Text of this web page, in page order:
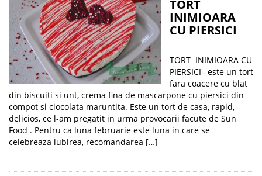
TORT
INIMIOARA
CU PIERSICI
TORT INIMIOARA CU
PIERSICI– este un tort
fara coacere cu blat
din biscuiti si unt, crema fina de mascarpone cu piersici din
compot si ciocolata maruntita. Este un tort de casa, rapid,
delicios, ce l-am pregatit in urma provocarii facute de Sun
Food . Pentru ca luna februarie este luna in care se
celebreaza iubirea, recomandarea […]